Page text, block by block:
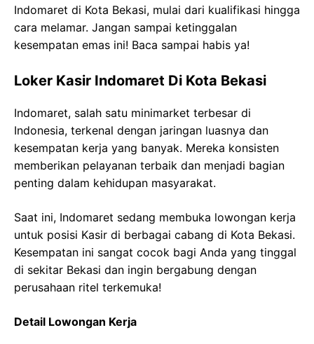
Indomaret di Kota Bekasi, mulai dari kualifikasi hingga
cara melamar. Jangan sampai ketinggalan
kesempatan emas ini! Baca sampai habis ya!
Loker Kasir Indomaret Di Kota Bekasi
Indomaret, salah satu minimarket terbesar di
Indonesia, terkenal dengan jaringan luasnya dan
kesempatan kerja yang banyak. Mereka konsisten
memberikan pelayanan terbaik dan menjadi bagian
penting dalam kehidupan masyarakat.
Saat ini, Indomaret sedang membuka lowongan kerja
untuk posisi Kasir di berbagai cabang di Kota Bekasi.
Kesempatan ini sangat cocok bagi Anda yang tinggal
di sekitar Bekasi dan ingin bergabung dengan
perusahaan ritel terkemuka!
Detail Lowongan Kerja